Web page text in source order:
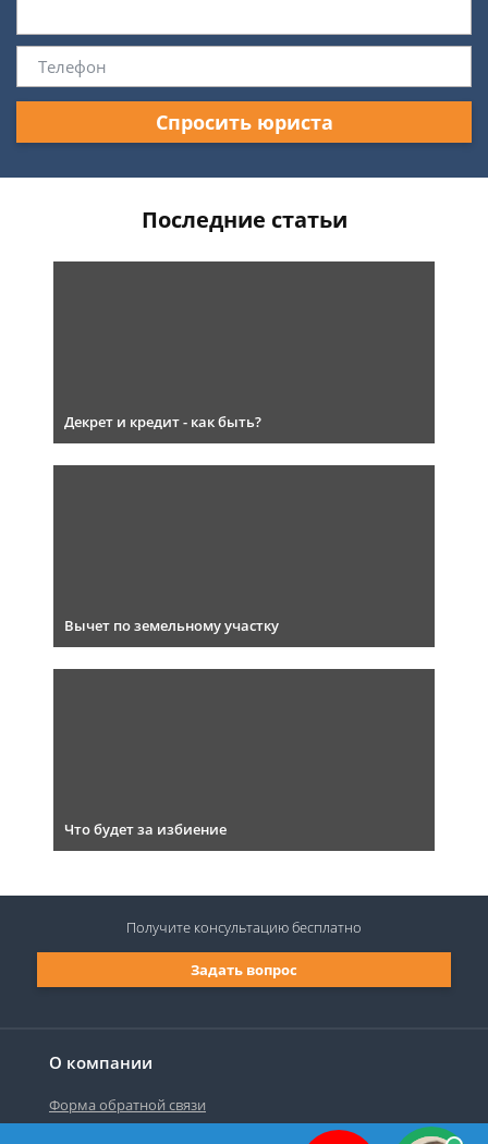
Спросить юриста
Последние статьи
Декрет и кредит - как быть?
Вычет по земельному участку
Что будет за избиение
О компании
Форма обратной связи
Задать вопрос
Получите консультациюбесплатно